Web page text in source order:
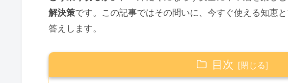
解決策です。この記事ではその問いに、今すぐ使える知恵
答えします。
目次